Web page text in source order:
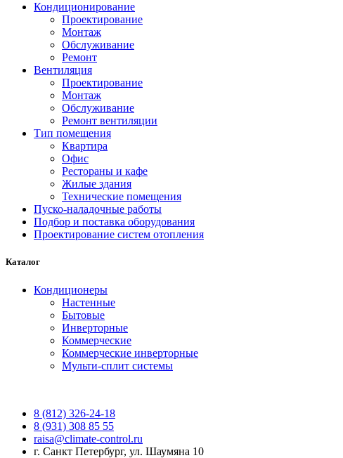
Кондиционирование
Проектирование
Монтаж
Обслуживание
Ремонт
Вентиляция
Проектирование
Монтаж
Обслуживание
Ремонт вентиляции
Тип помещения
Квартира
Офис
Рестораны и кафе
Жилые здания
Технические помещения
Пуско-наладочные работы
Подбор и поставка оборудования
Проектирование систем отопления
Каталог
Кондиционеры
Настенные
Бытовые
Инверторные
Коммерческие
Коммерческие инверторные
Мульти-сплит системы
8 (812) 326-24-18
8 (931) 308 85 55
raisa@climate-control.ru
г. Санкт Петербург, ул. Шаумяна 10